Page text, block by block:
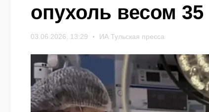
опухоль весом 35
03.06.2026, 13:29 ИА Тульская пресса